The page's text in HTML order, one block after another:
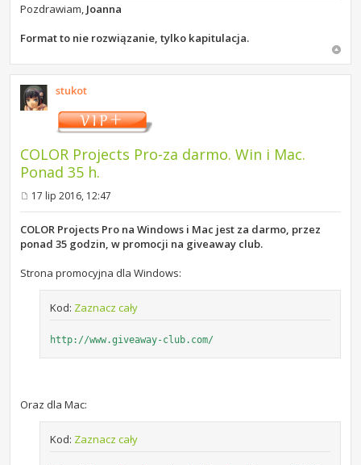
Pozdrawiam, Joanna
Format to nie rozwiązanie, tylko kapitulacja.
stukot
COLOR Projects Pro-za darmo. Win i Mac.
Ponad 35 h.
o
s
17 lip 2016, 12:47
COLOR Projects Pro na Windows i Mac jest za darmo, przez
ponad 35 godzin, w promocji na giveaway club.
Strona promocyjna dla Windows:
Kod: Zaznacz cały
http://www.giveaway-club.com/
Oraz dla Mac:
Kod: Zaznacz cały